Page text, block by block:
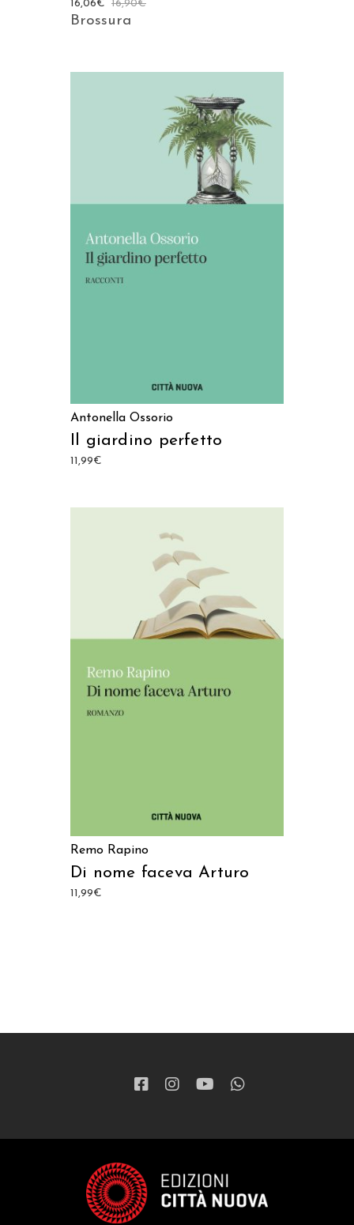
16,90€
16,06€
Brossura
AGGIUNGI AL CARRELLO
Antonella Ossorio
Il giardino perfetto
11,99€
AGGIUNGI AL CARRELLO
Remo Rapino
Di nome faceva Arturo
11,99€